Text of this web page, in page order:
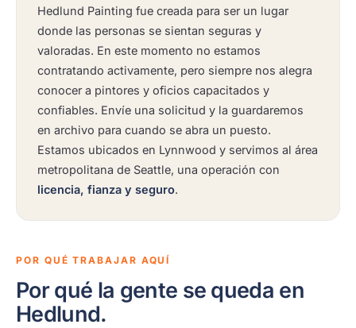
Hedlund Painting fue creada para ser un lugar
donde las personas se sientan seguras y
valoradas. En este momento no estamos
contratando activamente, pero siempre nos alegra
conocer a pintores y oficios capacitados y
confiables. Envíe una solicitud y la guardaremos
en archivo para cuando se abra un puesto.
Estamos ubicados en Lynnwood y servimos al área
metropolitana de Seattle, una operación con
licencia, fianza y seguro.
POR QUÉ TRABAJAR AQUÍ
Por qué la gente se queda en
Hedlund.